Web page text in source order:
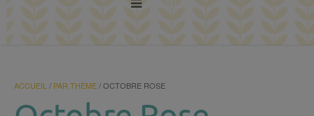
ACCUEIL / PAR THÈME/ OCTOBRE ROSE